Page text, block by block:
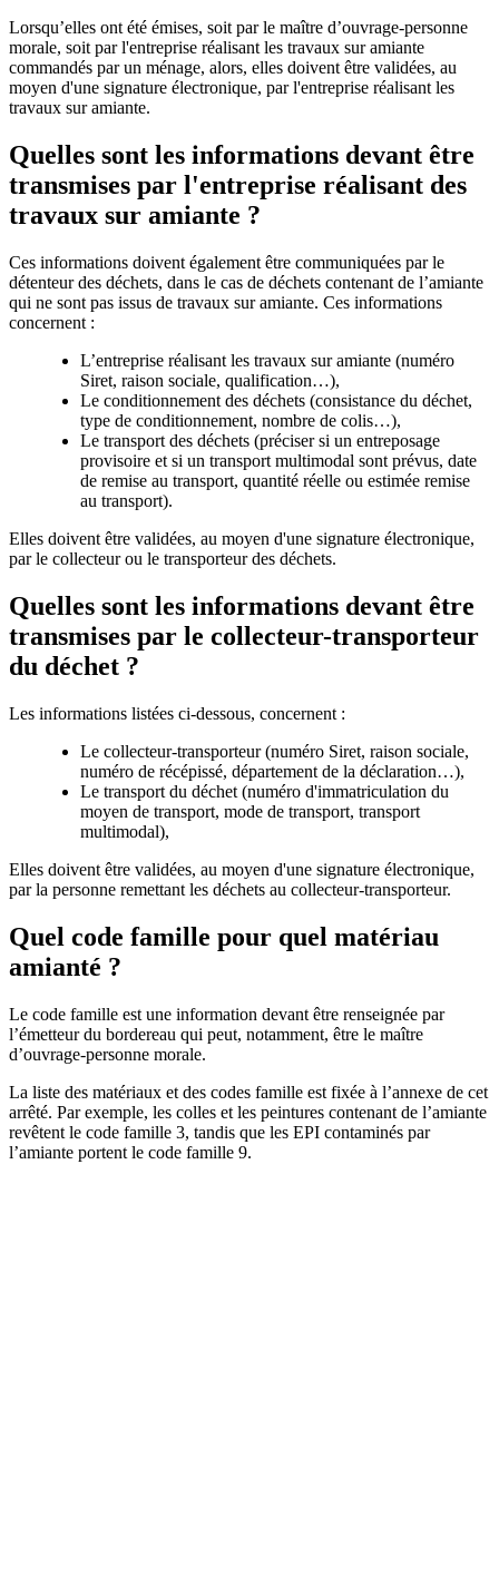
Lorsqu’elles ont été émises, soit par le maître d’ouvrage-personne
morale, soit par l'entreprise réalisant les travaux sur amiante
commandés par un ménage, alors, elles doivent être validées, au
moyen d'une signature électronique, par l'entreprise réalisant les
travaux sur amiante.
Quelles sont les informations devant être
transmises par l'entreprise réalisant des
travaux sur amiante ?
Ces informations doivent également être communiquées par le
détenteur des déchets, dans le cas de déchets contenant de l’amiante
qui ne sont pas issus de travaux sur amiante. Ces informations
concernent :
L’entreprise réalisant les travaux sur amiante (numéro
Siret, raison sociale, qualification…),
Le conditionnement des déchets (consistance du déchet,
type de conditionnement, nombre de colis…),
Le transport des déchets (préciser si un entreposage
provisoire et si un transport multimodal sont prévus, date
de remise au transport, quantité réelle ou estimée remise
au transport).
Elles doivent être validées, au moyen d'une signature électronique,
par le collecteur ou le transporteur des déchets.
Quelles sont les informations devant être
transmises par le collecteur-transporteur
du déchet ?
Les informations listées ci-dessous, concernent :
Le collecteur-transporteur (numéro Siret, raison sociale,
numéro de récépissé, département de la déclaration…),
Le transport du déchet (numéro d'immatriculation du
moyen de transport, mode de transport, transport
multimodal),
Elles doivent être validées, au moyen d'une signature électronique,
par la personne remettant les déchets au collecteur-transporteur.
Quel code famille pour quel matériau
amianté ?
Le code famille est une information devant être renseignée par
l’émetteur du bordereau qui peut, notamment, être le maître
d’ouvrage-personne morale.
La liste des matériaux et des codes famille est fixée à l’annexe de cet
arrêté. Par exemple, les colles et les peintures contenant de l’amiante
revêtent le code famille 3, tandis que les EPI contaminés par
l’amiante portent le code famille 9.